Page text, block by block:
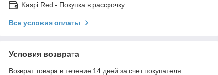
Kaspi Red - Покупка в рассрочку
Все условия оплаты
Условия возврата
Возврат товара в течение 14 дней за счет покупателя